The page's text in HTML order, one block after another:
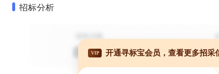
招标分析
VIP 开通寻标宝会员，查看更多招采